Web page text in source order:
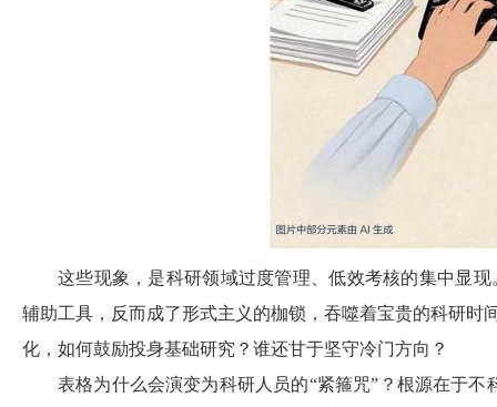
这些现象，是科研领域过度管理、低效考核的集中显
辅助工具，反而成了形式主义的枷锁，吞噬着宝贵的科研时
化，如何鼓励投身基础研究？谁还甘于坚守冷门方向？
表格为什么会演变为科研人员的“紧箍咒”？根源在于